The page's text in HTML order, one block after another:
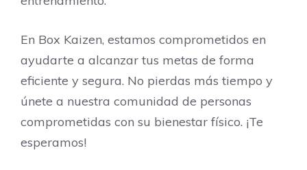
En Box Kaizen, estamos comprometidos en
ayudarte a alcanzar tus metas de forma
eficiente y segura. No pierdas más tiempo y
únete a nuestra comunidad de personas
comprometidas con su bienestar físico. ¡Te
esperamos!